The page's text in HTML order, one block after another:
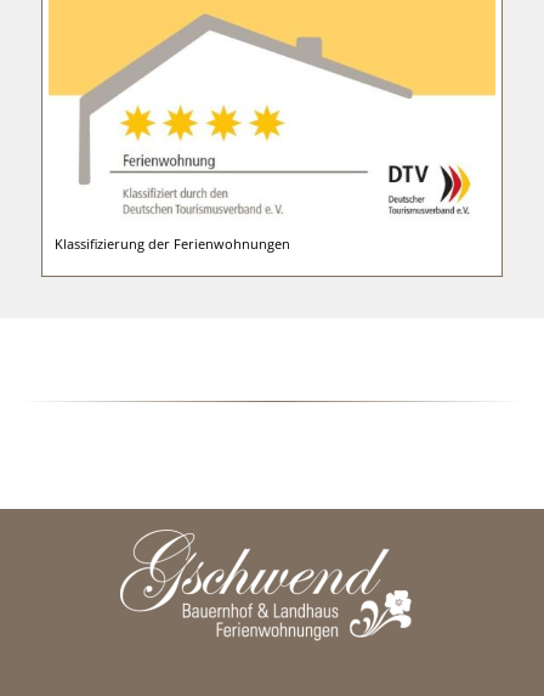
Klassifizierung der Ferienwohnungen